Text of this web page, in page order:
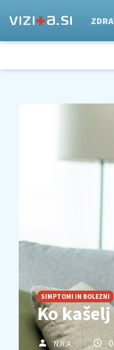
SIMPTOMI IN BOLEZNI
Ko
N.R.A.